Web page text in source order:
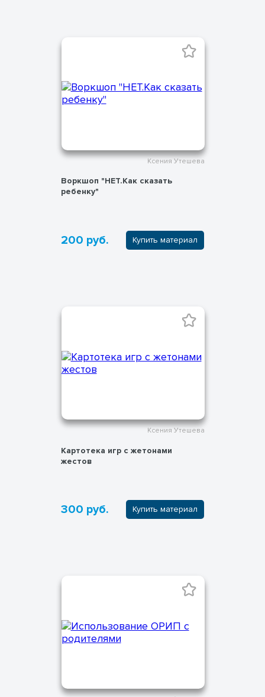
Ксения Утешева
Воркшоп "НЕТ.Как сказать
ребенку"
200 руб. Купить материал
Ксения Утешева
Картотека игр с жетонами
жестов
300 руб. Купить материал